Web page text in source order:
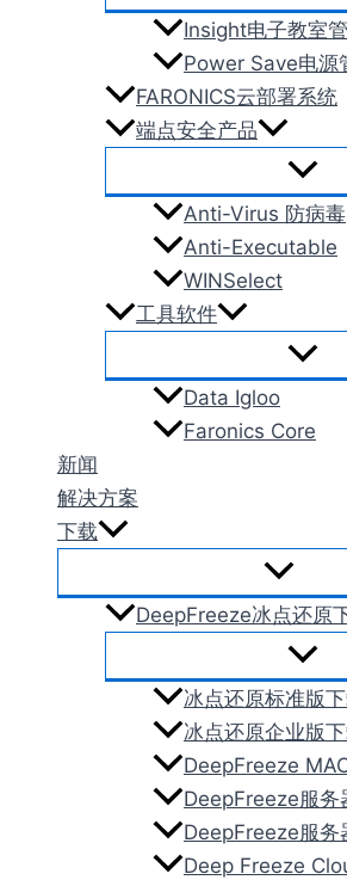
Insight电子教室
Power Save电源
FARONICS云部署系统
端点安全产品
Anti-Virus 防病毒
Anti-Executable
WINSelect
工具软件
Data Igloo
Faronics Core
新闻
解决方案
下载
DeepFreeze冰点还原
冰点还原标准版
冰点还原企业版
DeepFreeze
DeepFreeze服务
DeepFreeze服务
Deep Freeze